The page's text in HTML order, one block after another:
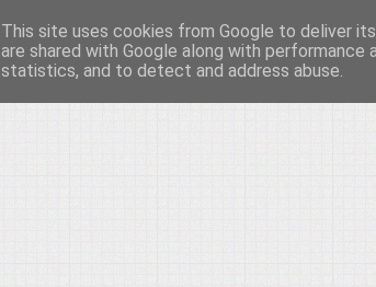
Το μεγαλείο των
Είμαστε πάντα εδώ για να μιλάμε για τον
This site uses cookies from Google to deliver
are shared with Google along with
statistics, and to detect and address abuse.